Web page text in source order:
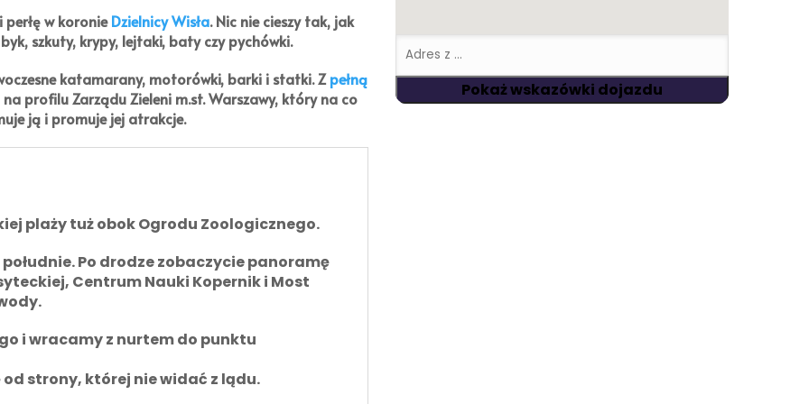
perłę w koronieDzielnicy Wisła. Nic nie cieszy tak, jak
szkuty, krypy, lejtaki, baty czy pychówki.
katamarany, motorówki, barki i statki. Zpełną
profilu Zarządu Zieleni m.st. Warszawy, który na co
ją i promuje jej atrakcje.
plaży tuż obok Ogrodu Zoologicznego.
Po drodze zobaczycie panoramę
Centrum Nauki Kopernik i Most
i wracamy z nurtem do punktu
strony, której nie widać z lądu.